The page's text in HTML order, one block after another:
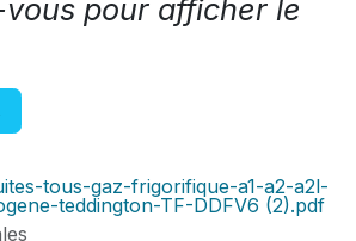
pour afficher le
tous-gaz-frigorifique-a1-a2-a2l-
teddington-TF-DDFV6 (2).pdf